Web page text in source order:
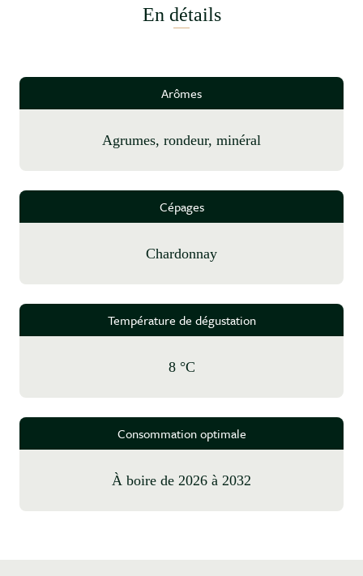
En détails
Arômes
agrumes, rondeur, minéral
Cépages
Chardonnay
Température de dégustation
8 °C
Consommation optimale
à boire de 2026 à 2032